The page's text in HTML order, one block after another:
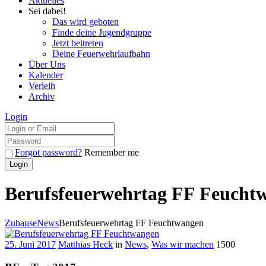
Sei dabei!
Das wird geboten
Finde deine Jugendgruppe
Jetzt beitreten
Deine Feuerwehrlaufbahn
Über Uns
Kalender
Verleih
Archiv
Login
Forgot password? Remember me
Berufsfeuerwehrtag FF
ZuhauseNewsBerufsfeuerwehrtag FF Feuchtwangen
25. Juni 2017 Matthias Heck in News, Was wir machen 1500